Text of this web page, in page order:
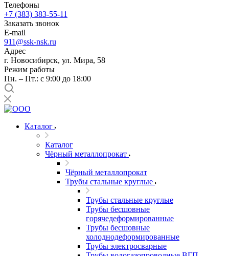
Телефоны
+7 (383) 383-55-11
Заказать звонок
E-mail
911@ssk-nsk.ru
Адрес
г. Новосибирск, ул. Мира, 58
Режим работы
Пн. – Пт.: с 9:00 до 18:00
Каталог
Каталог
Чёрный металлопрокат
Чёрный металлопрокат
Трубы стальные круглые
Трубы стальные круглые
Трубы бесшовные
горячедеформированные
Трубы бесшовные
холоднодеформированные
Трубы электросварные